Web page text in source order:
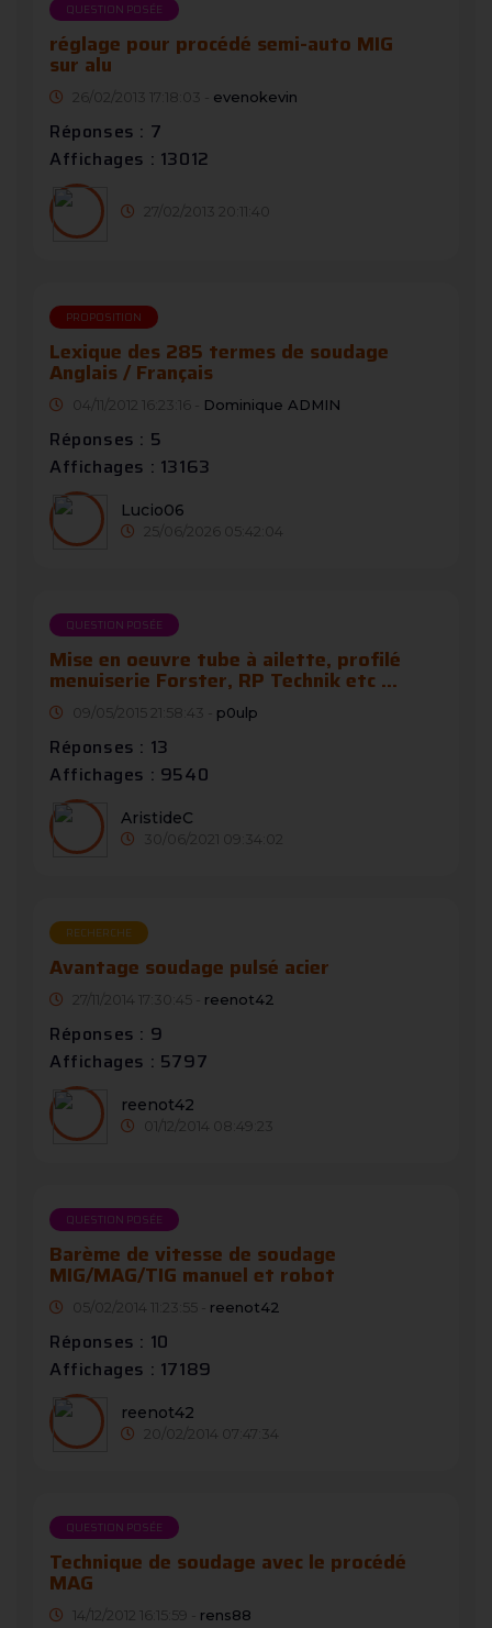
QUESTION POSÉE
réglage pour procédé semi-auto MIG
sur alu
26/02/2013 17:18:03 - evenokevin
Réponses : 7
Affichages : 13012
27/02/2013 20:11:40
PROPOSITION
Lexique des 285 termes de soudage
Anglais / Français
04/11/2012 16:23:16 - Dominique ADMIN
Réponses : 5
Affichages : 13163
Lucio06
25/06/2026 05:42:04
QUESTION POSÉE
Mise en oeuvre tube à ailette, profilé
menuiserie Forster, RP Technik etc ...
09/05/2015 21:58:43 - p0ulp
Réponses : 13
Affichages : 9540
AristideC
30/06/2021 09:34:02
RECHERCHE
Avantage soudage pulsé acier
27/11/2014 17:30:45 - reenot42
Réponses : 9
Affichages : 5797
reenot42
01/12/2014 08:49:23
QUESTION POSÉE
Barème de vitesse de soudage
MIG/MAG/TIG manuel et robot
05/02/2014 11:23:55 - reenot42
Réponses : 10
Affichages : 17189
reenot42
20/02/2014 07:47:34
QUESTION POSÉE
Technique de soudage avec le procédé
MAG
14/12/2012 16:15:59 - rens88